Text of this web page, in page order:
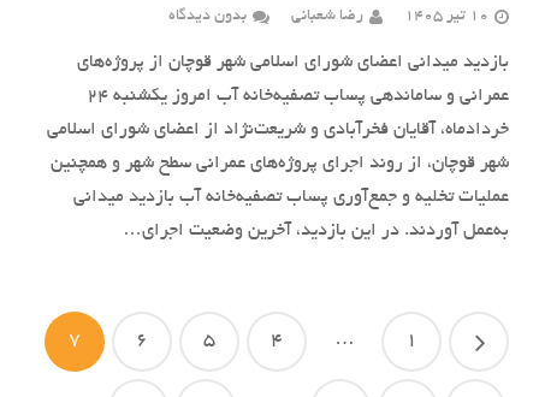
10 تیر 1405 رضا شعبانی بدون دیدگاه
بازدید میدانی اعضای شورای اسلامی شهر قوچان از پروژه‌های
عمرانی و ساماندهی پساب تصفیه‌خانه آب امروز یکشنبه ۲۴
خردادماه، آقایان فخرآبادی و شریعت‌نژاد از اعضای شورای اسلامی
شهر قوچان، از روند اجرای پروژه‌های عمرانی سطح شهر و همچنین
عملیات تخلیه و جمع‌آوری پساب تصفیه‌خانه آب بازدید میدانی
به‌عمل آوردند. در این بازدید، آخرین وضعیت اجرای…
1
…
4
5
6
7